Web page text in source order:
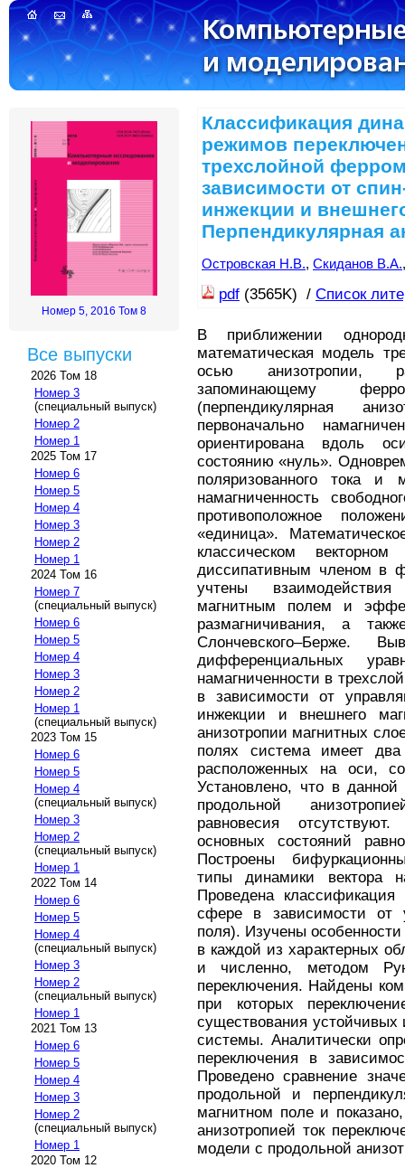
Номер 5, 2016 Том 8
Все выпуски
2026 Том 18
Номер 3
(специальный выпуск)
Номер 2
Номер 1
2025 Том 17
Номер 6
Номер 5
Номер 4
Номер 3
Номер 2
Номер 1
2024 Том 16
Номер 7
(специальный выпуск)
Номер 6
Номер 5
Номер 4
Номер 3
Номер 2
Номер 1
(специальный выпуск)
2023 Том 15
Номер 6
Номер 5
Номер 4
(специальный выпуск)
Номер 3
Номер 2
(специальный выпуск)
Номер 1
2022 Том 14
Номер 6
Номер 5
Номер 4
(специальный выпуск)
Номер 3
Номер 2
(специальный выпуск)
Номер 1
2021 Том 13
Номер 6
Номер 5
Номер 4
Номер 3
Номер 2
(специальный выпуск)
Номер 1
2020 Том 12
Классификация
режимов
трехслойной
зависимости от
инжекции и
Перпендикулярная
Островская Н.В., Скиданов В.А.
pdf (3565K) / Список
В приближении
математическая модель
осью анизотропии,
запоминающему
(перпендикулярная
первоначально
ориентирована вдоль
состоянию «нуль».
поляризованного тока и
намагниченность
противоположное
«единица».
классическом
диссипативным членом в
учтены
магнитным полем и
размагничивания, а
Слончевского–Берже.
дифференциальных
намагниченности в
в зависимости от
инжекции и внешнего
анизотропии магнитных
полях система имеет два
расположенных на оси,
Установлено, что в
продольной
равновесия
основных состояний
Построены
типы динамики вектора
Проведена
сфере в зависимости от
поля). Изучены
в каждой из характерных
и численно, методом
переключения. Найдены
при которых
существования
системы. Аналитически
переключения в
Проведено сравнение
продольной и
магнитном поле и
анизотропией ток
модели с продольной